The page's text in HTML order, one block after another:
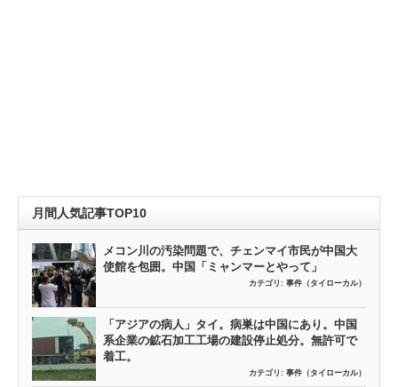
月間人気記事TOP10
メコン川の汚染問題で、チェンマイ市民が中国大
使館を包囲。中国「ミャンマーとやって」
カテゴリ: 事件（タイローカル）
「アジアの病人」タイ。病巣は中国にあり。中国
系企業の鉱石加工工場の建設停止処分。無許可で
着工。
カテゴリ: 事件（タイローカル）